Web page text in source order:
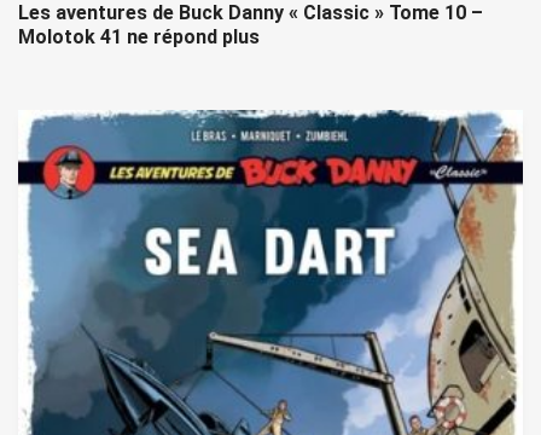
Les aventures de Buck Danny « Classic » Tome 10 –
Molotok 41 ne répond plus